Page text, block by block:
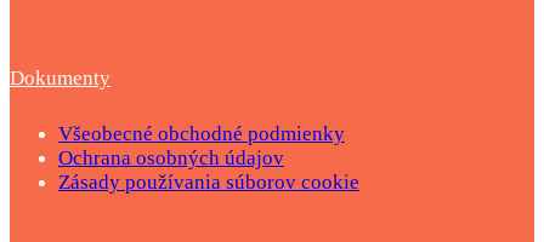
Dokumenty
Všeobecné obchodné podmienky
Ochrana osobných údajov
Zásady používania súborov cookie